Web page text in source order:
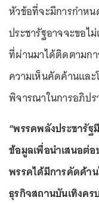
หัวข้อที่จะมีการกำห
ประชารัฐอาจจะขอไ
ที่ผ่านมาได้ติดตามกา
ความเห็นคัดค้านและ
พิจารณาในการอภิปร
“พรรคพลังประชารั
ข้อมูลเพื่อนำเสนอต่
พรรคได้มีการคัดค้าน
ธุรกิจสถานบันเทิงคร